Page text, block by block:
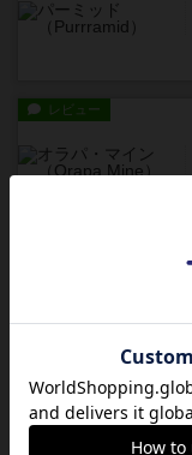
レビュー